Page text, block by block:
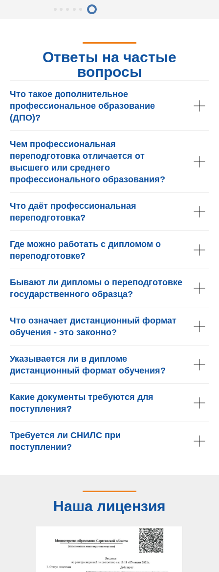
Ответы на частые
вопросы
Что такое дополнительное
профессиональное образование
(ДПО)?
Чем профессиональная
переподготовка отличается от
высшего или среднего
профессионального образования?
Что даёт профессиональная
переподготовка?
Где можно работать с дипломом о
переподготовке?
Бывают ли дипломы о переподготовке
государственного образца?
Что означает дистанционный формат
обучения - это законно?
Указывается ли в дипломе
дистанционный формат обучения?
Какие документы требуются для
поступления?
Требуется ли СНИЛС при
поступлении?
Наша лицензия